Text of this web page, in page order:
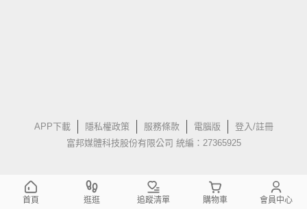
APP下載 隱私權政策 服務條款 電腦版
登入/註冊
富邦媒體科技股份有限公司 統編：27365925
首頁 逛逛 追蹤清單 購物車 會員中心